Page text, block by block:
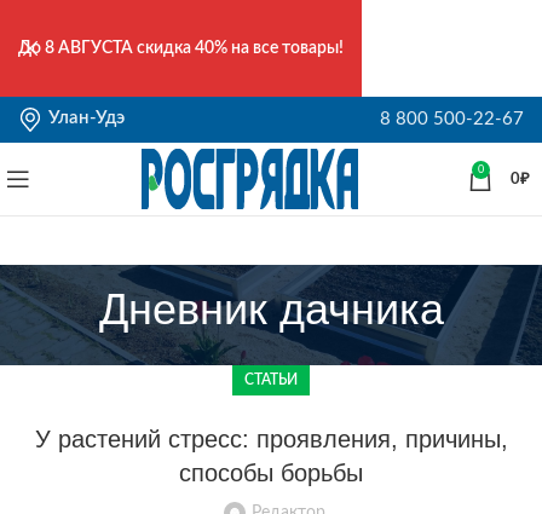
Улан-Удэ 8 800 500-22-67
0
0₽
Дневник дачника
СТАТЬИ
У растений стресс: проявления, причины,
способы борьбы
До 8 АВГУСТА скидка 40% на все товары!